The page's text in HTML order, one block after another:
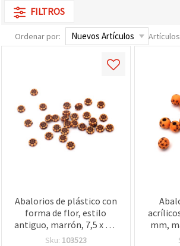
FILTROS
Ordenar por:
Abalorios de plástico con
forma de flor, estilo
antiguo, marrón, 7,5 x 2,5
mm, agujero: 1 mm, 50 g
Sku: 103523
mm,